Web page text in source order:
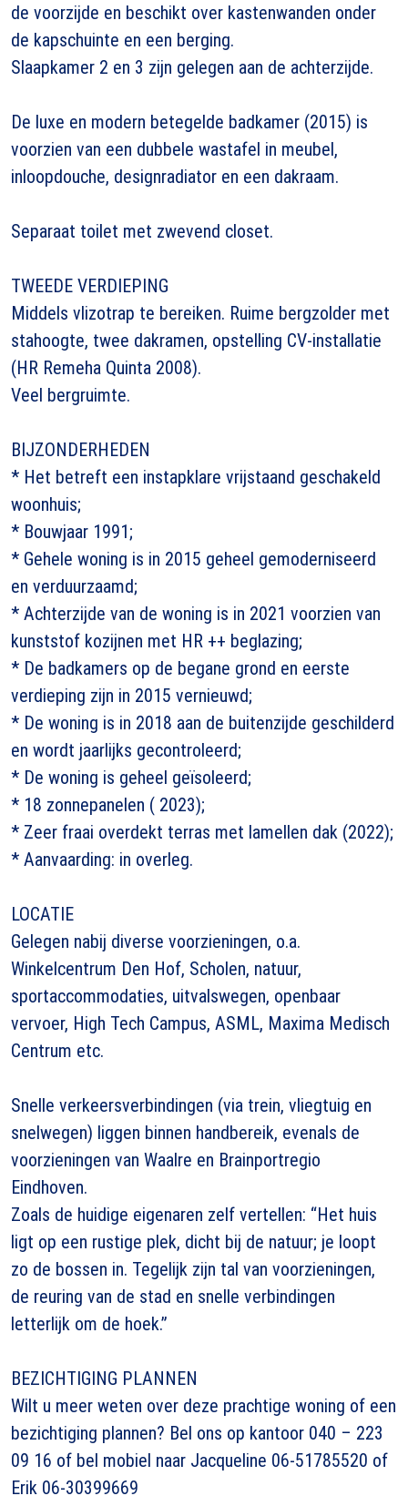
de voorzijde en beschikt over kastenwanden onder
de kapschuinte en een berging.
Slaapkamer 2 en 3 zijn gelegen aan de achterzijde.
De luxe en modern betegelde badkamer (2015) is
voorzien van een dubbele wastafel in meubel,
inloopdouche, designradiator en een dakraam.
Separaat toilet met zwevend closet.
TWEEDE VERDIEPING
Middels vlizotrap te bereiken. Ruime bergzolder met
stahoogte, twee dakramen, opstelling CV-installatie
(HR Remeha Quinta 2008).
Veel bergruimte.
BIJZONDERHEDEN
* Het betreft een instapklare vrijstaand geschakeld
woonhuis;
* Bouwjaar 1991;
* Gehele woning is in 2015 geheel gemoderniseerd
en verduurzaamd;
* Achterzijde van de woning is in 2021 voorzien van
kunststof kozijnen met HR ++ beglazing;
* De badkamers op de begane grond en eerste
verdieping zijn in 2015 vernieuwd;
* De woning is in 2018 aan de buitenzijde geschilderd
en wordt jaarlijks gecontroleerd;
* De woning is geheel geïsoleerd;
* 18 zonnepanelen ( 2023);
* Zeer fraai overdekt terras met lamellen dak (2022);
* Aanvaarding: in overleg.
LOCATIE
Gelegen nabij diverse voorzieningen, o.a.
Winkelcentrum Den Hof, Scholen, natuur,
sportaccommodaties, uitvalswegen, openbaar
vervoer, High Tech Campus, ASML, Maxima Medisch
Centrum etc.
Snelle verkeersverbindingen (via trein, vliegtuig en
snelwegen) liggen binnen handbereik, evenals de
voorzieningen van Waalre en Brainportregio
Eindhoven.
Zoals de huidige eigenaren zelf vertellen: “Het huis
ligt op een rustige plek, dicht bij de natuur; je loopt
zo de bossen in. Tegelijk zijn tal van voorzieningen,
de reuring van de stad en snelle verbindingen
letterlijk om de hoek.”
BEZICHTIGING PLANNEN
Wilt u meer weten over deze prachtige woning of een
bezichtiging plannen? Bel ons op kantoor 040 – 223
09 16 of bel mobiel naar Jacqueline 06-51785520 of
Erik 06-30399669